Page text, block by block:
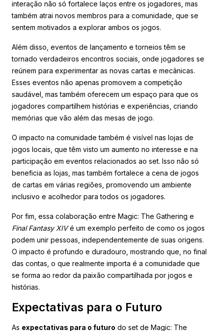
interação não só fortalece laços entre os jogadores, mas
também atrai novos membros para a comunidade, que se
sentem motivados a explorar ambos os jogos.
Além disso, eventos de lançamento e torneios têm se
tornado verdadeiros encontros sociais, onde jogadores se
reúnem para experimentar as novas cartas e mecânicas.
Esses eventos não apenas promovem a competição
saudável, mas também oferecem um espaço para que os
jogadores compartilhem histórias e experiências, criando
memórias que vão além das mesas de jogo.
O impacto na comunidade também é visível nas lojas de
jogos locais, que têm visto um aumento no interesse e na
participação em eventos relacionados ao set. Isso não só
beneficia as lojas, mas também fortalece a cena de jogos
de cartas em várias regiões, promovendo um ambiente
inclusivo e acolhedor para todos os jogadores.
Por fim, essa colaboração entre Magic: The Gathering e
Final Fantasy XIVé um exemplo perfeito de como os jogos
podem unir pessoas, independentemente de suas origens.
O impacto é profundo e duradouro, mostrando que, no final
das contas, o que realmente importa é a comunidade que
se forma ao redor da paixão compartilhada por jogos e
histórias.
Expectativas para o Futuro
As expectativas para o futuro do set de Magic: The